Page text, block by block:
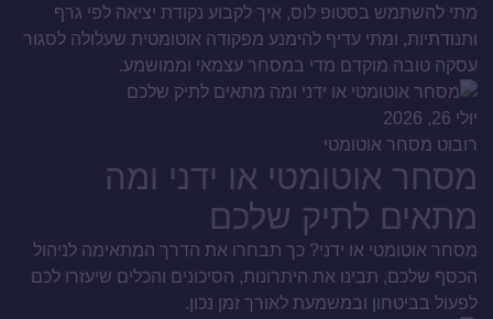
מתי להשתמש בסטופ לוס, איך לקבוע נקודת יציאה לפי גרף
ותנודתיות, ומתי עדיף להימנע מפקודה אוטומטית שעלולה לסגור
עסקה טובה מוקדם מדי במסחר עצמאי וממושמע.
יולי 26, 2026
רובוט מסחר אוטומטי
מסחר אוטומטי או ידני ומה
מתאים לתיק שלכם
מסחר אוטומטי או ידני? כך תבחרו את הדרך המתאימה לניהול
הכסף שלכם, תבינו את היתרונות, הסיכונים והכלים שיעזרו לכם
לפעול בביטחון ובמשמעת לאורך זמן נכון.